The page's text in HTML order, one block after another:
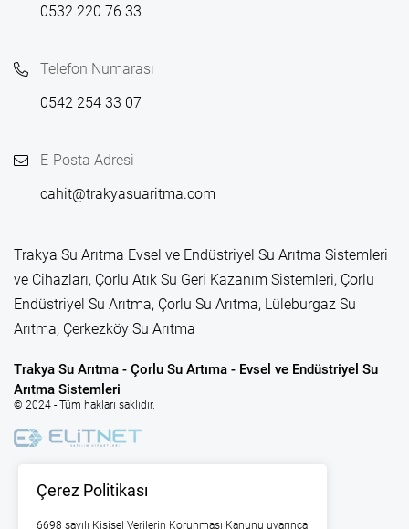
0532 220 76 33
Telefon Numarası
0542 254 33 07
E-Posta Adresi
cahit@trakyasuaritma.com
Trakya Su Arıtma Evsel ve Endüstriyel Su Arıtma Sistemleri
ve Cihazları, Çorlu Atık Su Geri Kazanım Sistemleri, Çorlu
Endüstriyel Su Arıtma, Çorlu Su Arıtma, Lüleburgaz Su
Arıtma, Çerkezköy Su Arıtma
Trakya Su Arıtma - Çorlu Su Artıma - Evsel ve Endüstriyel Su
Arıtma Sistemleri
© 2024 - Tüm hakları saklıdır.
Çerez Politikası
6698 sayılı Kişisel Verilerin Korunması Kanunu uyarınca